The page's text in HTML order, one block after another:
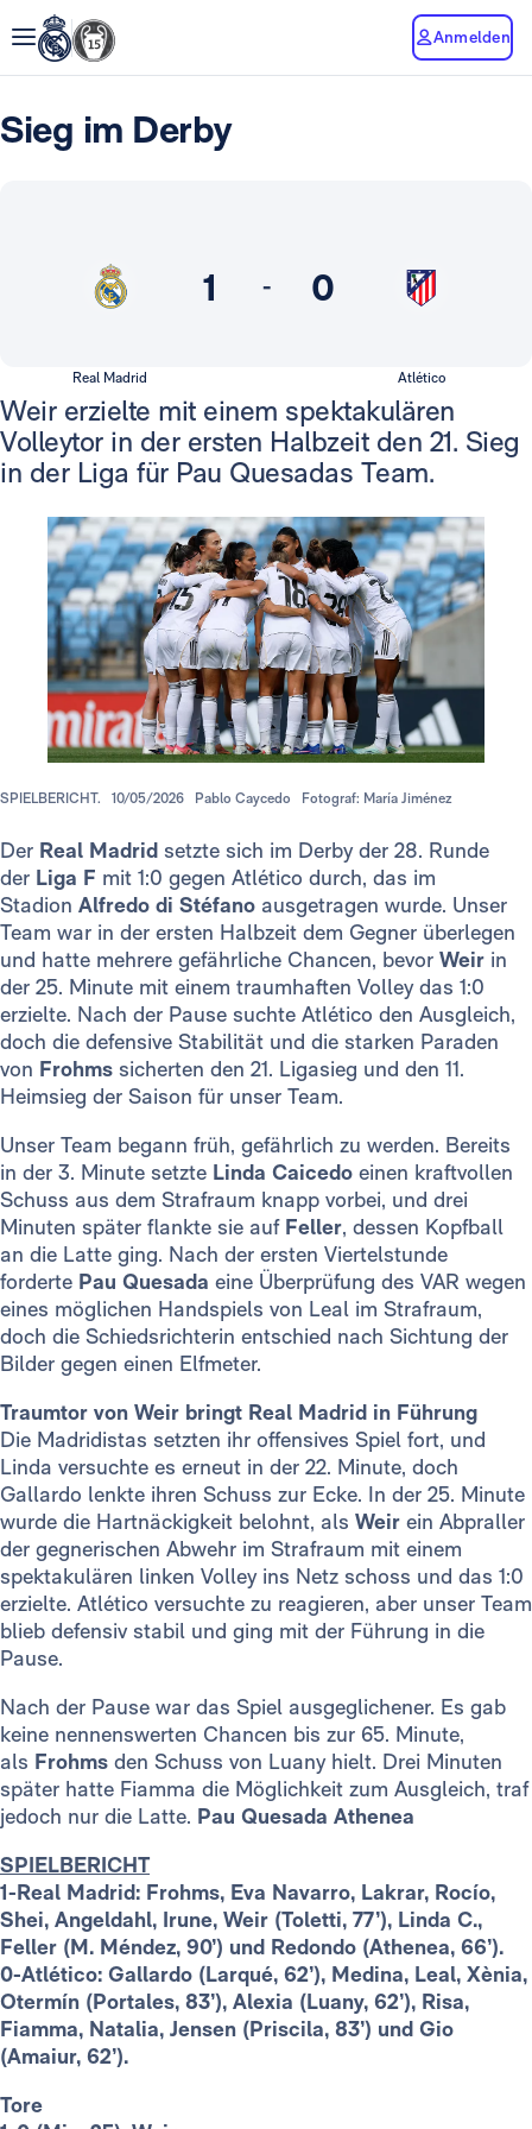
Anmelden
Sieg im Derby
1 - 0
Real Madrid Atlético
Weir erzielte mit einem spektakulären
Volleytor in der ersten Halbzeit den 21. Sieg
in der Liga für Pau Quesadas Team.
SPIELBERICHT. 10/05/2026 Pablo Caycedo Fotograf: María Jiménez
Der Real Madrid setzte sich im Derby der 28. Runde
der Liga F mit 1:0 gegen Atlético durch, das im
Stadion Alfredo di Stéfano ausgetragen wurde. Unser
Team war in der ersten Halbzeit dem Gegner überlegen
und hatte mehrere gefährliche Chancen, bevor Weir in
der 25. Minute mit einem traumhaften Volley das 1:0
erzielte. Nach der Pause suchte Atlético den Ausgleich,
doch die defensive Stabilität und die starken Paraden
von Frohms sicherten den 21. Ligasieg und den 11.
Heimsieg der Saison für unser Team.
Unser Team begann früh, gefährlich zu werden. Bereits
in der 3. Minute setzte Linda Caicedo einen kraftvollen
Schuss aus dem Strafraum knapp vorbei, und drei
Minuten später flankte sie auf Feller, dessen Kopfball
an die Latte ging. Nach der ersten Viertelstunde
forderte Pau Quesada eine Überprüfung des VAR wegen
eines möglichen Handspiels von Leal im Strafraum,
doch die Schiedsrichterin entschied nach Sichtung der
Bilder gegen einen Elfmeter.
Traumtor von Weir bringt Real Madrid in Führung
Die Madridistas setzten ihr offensives Spiel fort, und
Linda versuchte es erneut in der 22. Minute, doch
Gallardo lenkte ihren Schuss zur Ecke. In der 25. Minute
wurde die Hartnäckigkeit belohnt, als Weir ein Abpraller
der gegnerischen Abwehr im Strafraum mit einem
spektakulären linken Volley ins Netz schoss und das 1:0
erzielte. Atlético versuchte zu reagieren, aber unser Team
blieb defensiv stabil und ging mit der Führung in die
Pause.
Nach der Pause war das Spiel ausgeglichener. Es gab
keine nennenswerten Chancen bis zur 65. Minute,
als Frohms den Schuss von Luany hielt. Drei Minuten
später hatte Fiamma die Möglichkeit zum Ausgleich, traf
jedoch nur die Latte. Pau Quesada Athenea
SPIELBERICHT
1-Real Madrid: Frohms, Eva Navarro, Lakrar, Rocío,
Shei, Angeldahl, Irune, Weir (Toletti, 77’), Linda C.,
Feller (M. Méndez, 90’) und Redondo (Athenea, 66’).
0-Atlético: Gallardo (Larqué, 62’), Medina, Leal, Xènia,
Otermín (Portales, 83’), Alexia (Luany, 62’), Risa,
Fiamma, Natalia, Jensen (Priscila, 83’) und Gio
(Amaiur, 62’).
Tore